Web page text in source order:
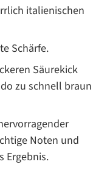
italienischen
Schärfe.
Säurekick
zu schnell braun
Noten und
Ergebnis.